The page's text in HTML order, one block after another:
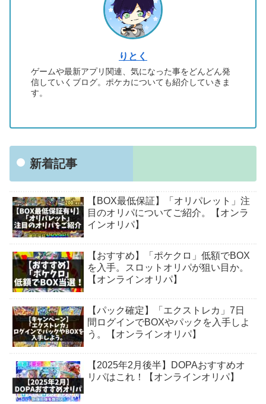
りとく
ゲームや最新アプリ関連、気になった事をどんどん発
信していくブログ。ポケカについても紹介していきま
す。
新着記事
【BOX最低保証】「オリパレット」注
目のオリパについてご紹介。【オンラ
インオリパ】
【おすすめ】「ポケクロ」低額でBOX
を入手。スロットオリパが狙い目か。
【オンラインオリパ】
【パック確定】「エクストレカ」7日
間ログインでBOXやパックを入手しよ
う。【オンラインオリパ】
【2025年2月後半】DOPAおすすめオ
リパはこれ！【オンラインオリパ】